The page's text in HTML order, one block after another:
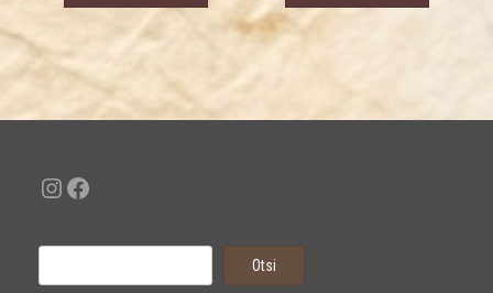
Instagram
Facebook
Otsi